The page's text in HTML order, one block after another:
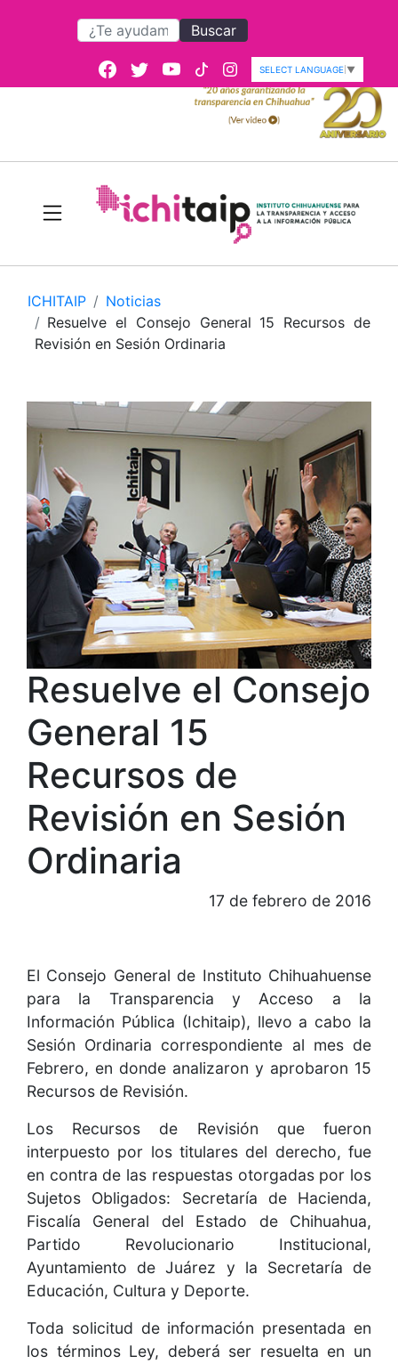
Buscar
SELECT LANGUAGE ▼
ICHITAIP
Noticias
Resuelve el Consejo General 15 Recursos de
Revisión en Sesión Ordinaria
Resuelve el Consejo
General 15
Recursos de
Revisión en Sesión
Ordinaria
17 de febrero de 2016
El Consejo General de Instituto Chihuahuense
para la Transparencia y Acceso a la
Información Pública (Ichitaip), llevo a cabo la
Sesión Ordinaria correspondiente al mes de
Febrero, en donde analizaron y aprobaron 15
Recursos de Revisión.
Los Recursos de Revisión que fueron
interpuesto por los titulares del derecho, fue
en contra de las respuestas otorgadas por los
Sujetos Obligados: Secretaría de Hacienda,
Fiscalía General del Estado de Chihuahua,
Partido Revolucionario Institucional,
Ayuntamiento de Juárez y la Secretaría de
Educación, Cultura y Deporte.
Toda solicitud de información presentada en
los términos Ley, deberá ser resuelta en un